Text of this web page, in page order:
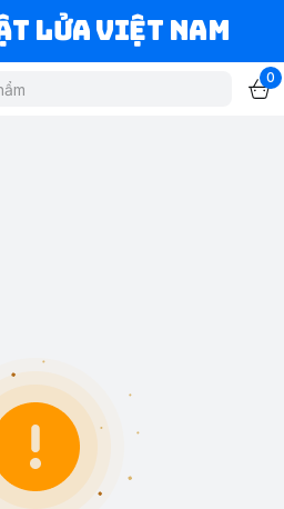
Lửa Việt Nam
0